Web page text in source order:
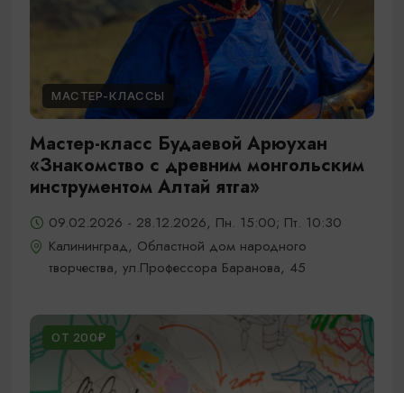
МАСТЕР-КЛАССЫ
Мастер-класс Будаевой Арюухан
«Знакомство с древним монгольским
инструментом Алтай ятга»
09.02.2026 - 28.12.2026, Пн. 15:00; Пт. 10:30
Калининград, Областной дом народного
творчества, ул.Профессора Баранова, 45
ОТ 200₽